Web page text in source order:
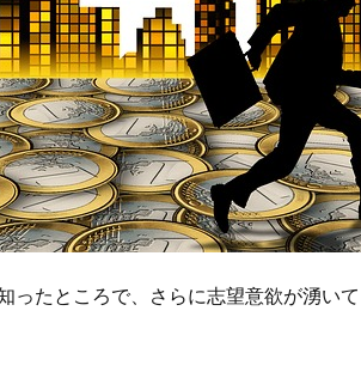
ったところで、さらに志望意欲が湧い